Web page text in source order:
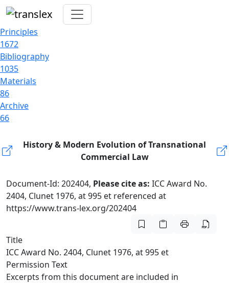
Principles
1672
Bibliography
1035
Materials
86
Archive
66
History & Modern Evolution of Transnational
Commercial Law
Document-Id: 202404, Please cite as: ICC Award No.
2404, Clunet 1976, at 995 et referenced at
https://www.trans-lex.org/202404
Title
ICC Award No. 2404, Clunet 1976, at 995 et
Permission Text
Excerpts from this document are included in